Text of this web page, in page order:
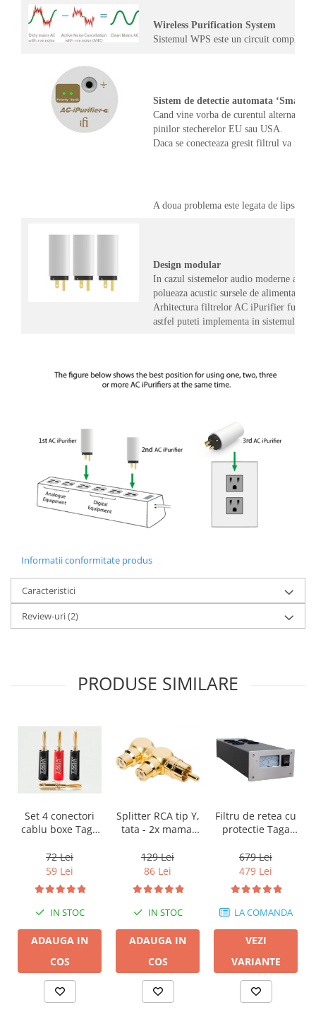
Wireless Purification System
Sistemul WPS este un circuit complex
Sistem de detectie automata ‘Smart
Cand vine vorba de curentul alternativ
pinilor stecherelor EU sau USA.
Daca se conecteaza gresit filtrul va
A doua problema este legata de lipsa
Design modular
In cazul sistemelor audio moderne
polueaza acustic sursele de alimentare.
Arhitectura filtrelor AC iPurifier
astfel puteti implementa in sistemul
Informatii conformitate produs
Caracteristici
Review-uri(2)
PRODUSE SIMILARE
Set 4 conectori
cablu boxe Taga
001 tip banana
72 Lei
59 Lei
IN STOC
ADAUGA IN
COS
Splitter RCA tip Y,
tata - 2x mama,
M22F-HRD, placat
cu aur
129 Lei
86 Lei
IN STOC
ADAUGA IN
COS
Filtru de retea cu
protectie Taga
679 Lei
479 Lei
LA COMANDA
VEZI
VARIANTE